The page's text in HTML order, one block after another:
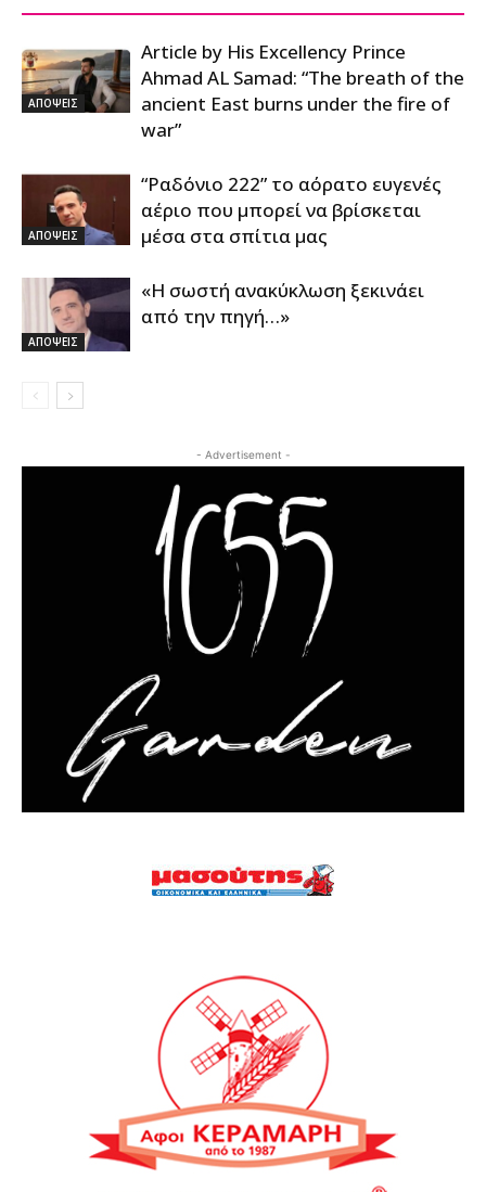
ΑΠΟΨΕΙΣ
Article by His Excellency Prince
Ahmad AL Samad: “The breath of the
ancient East burns under the fire of
war”
ΑΠΟΨΕΙΣ
“Ραδόνιο 222” το αόρατο ευγενές
αέριο που μπορεί να βρίσκεται
μέσα στα σπίτια μας
ΑΠΟΨΕΙΣ
«Η σωστή ανακύκλωση ξεκινάει
από την πηγή…»
- Advertisement -